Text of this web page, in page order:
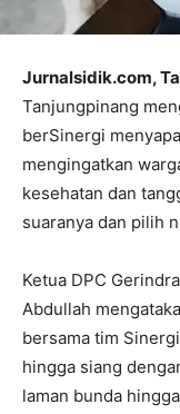
Jurnalsidik.com,
Tanjungpinang
berSinergi
mengingatkan
kesehatan dan
suaranya dan pilih
Ketua DPC
Abdullah
bersama tim
hingga siang
laman bunda